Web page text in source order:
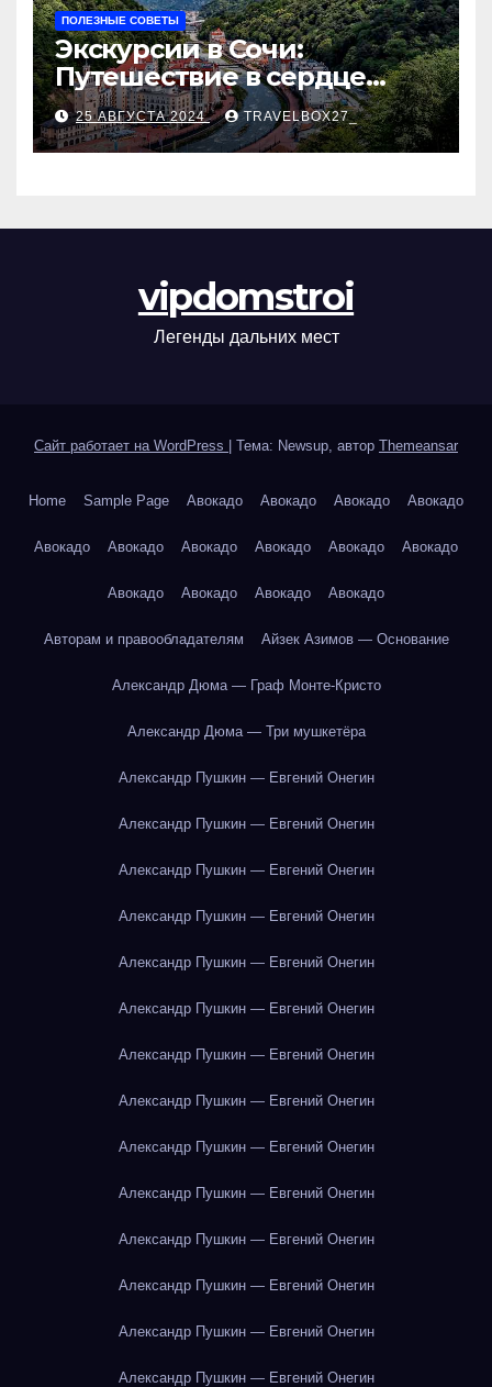
ПОЛЕЗНЫЕ СОВЕТЫ
Экскурсии в Сочи:
Путешествие в сердце
Черноморского курорта
25 АВГУСТА 2024 TRAVELBOX27_
vipdomstroi
Легенды дальних мест
Сайт работает на WordPress Тема: Newsup, автор Themeansar
Home Sample Page Авокадо Авокадо Авокадо Авокадо
Авокадо Авокадо Авокадо Авокадо Авокадо Авокадо
Авокадо Авокадо Авокадо Авокадо
Авторам и правообладателям Айзек Азимов — Основание
Александр Дюма — Граф Монте-Кристо
Александр Дюма — Три мушкетёра
Александр Пушкин — Евгений Онегин
Александр Пушкин — Евгений Онегин
Александр Пушкин — Евгений Онегин
Александр Пушкин — Евгений Онегин
Александр Пушкин — Евгений Онегин
Александр Пушкин — Евгений Онегин
Александр Пушкин — Евгений Онегин
Александр Пушкин — Евгений Онегин
Александр Пушкин — Евгений Онегин
Александр Пушкин — Евгений Онегин
Александр Пушкин — Евгений Онегин
Александр Пушкин — Евгений Онегин
Александр Пушкин — Евгений Онегин
Александр Пушкин — Евгений Онегин